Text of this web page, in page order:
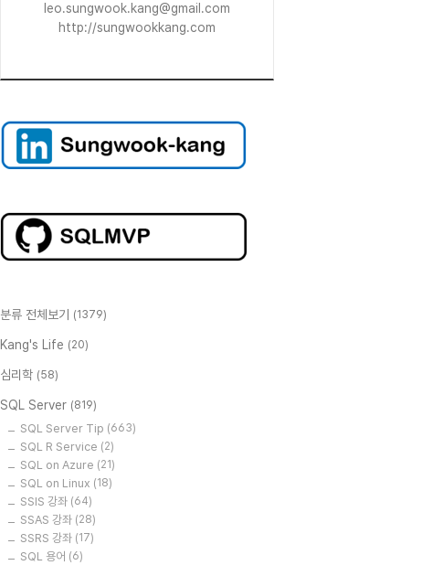
leo.sungwook.kang@gmail.com
http://sungwookkang.com
분류 전체보기 (1379)
Kang's Life (20)
심리학 (58)
SQL Server (819)
SQL Server Tip (663)
SQL R Service (2)
SQL on Azure (21)
SQL on Linux (18)
SSIS 강좌 (64)
SSAS 강좌 (28)
SSRS 강좌 (17)
SQL 용어 (6)